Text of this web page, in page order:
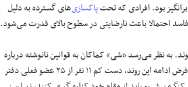
بود. افرادی که تحتپاکسازی‌های گسترده به دلیل
احتمالا باعث نارضایتی در سطوح بالای قدرت می‌شود.
به نظر می‌رسد «شی» کماکان به قوانین نانوشته درباره
زمان بازنشستگی مقام‌های ارشد احترام می‌گذارد. با فرض ادامه این روند، دست کم ۱۱ نفر از ۲۵ عضو فعلی دفتر